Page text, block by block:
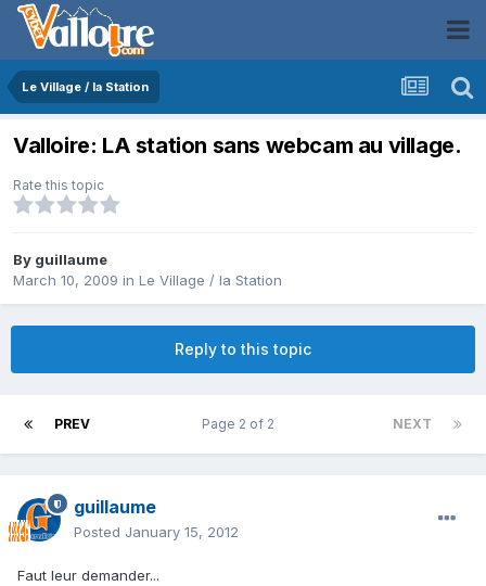
Le Village / la Station
Valloire: LA station sans webcam au village.
Rate this topic
By guillaume
March 10, 2009 in Le Village / la Station
Reply to this topic
PREV NEXT
Page 2 of 2
guillaume
Posted January 15, 2012
Faut leur demander...